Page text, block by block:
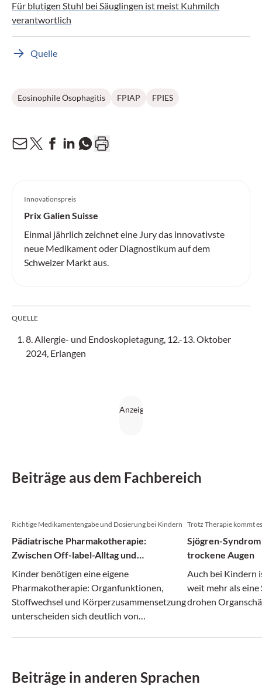
Für blutigen Stuhl bei Säuglingen ist meist Kuhmilch
verantwortlich
Quelle
Eosinophile Ösophagitis FPIAP FPIES
Innovationspreis
Prix Galien Suisse
Einmal jährlich zeichnet eine Jury das innovativste
neue Medikament oder Diagnostikum auf dem
Schweizer Markt aus.
QUELLE
8. Allergie- und Endoskopietagung, 12.-13. Oktober
2024, Erlangen
Beiträge aus dem Fachbereich
Richtige Medikamentengabe und Dosierung bei Kindern
Pädiatrische Pharmakotherapie:
Zwischen Off-label-Alltag und
evidenzbasierten Empfehlungen
Kinder benötigen eine eigene
Pharmakotherapie: Organfunktionen,
Stoffwechsel und Körperzusammensetzung
unterscheiden sich deutlich von
Trotz Therapie kommt
Sjögren-
trockene Augen
Auch bei Kindern
weit mehr als
drohen
Beiträge in anderen Sprachen